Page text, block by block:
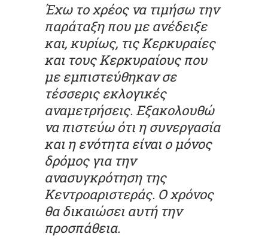
Έχω το χρέος να τιμήσω την
παράταξη που με ανέδειξε
και, κυρίως, τις Κερκυραίες
και τους Κερκυραίους που
με εμπιστεύθηκαν σε
τέσσερις εκλογικές
αναμετρήσεις. Εξακολουθώ
να πιστεύω ότι η συνεργασία
και η ενότητα είναι ο μόνος
δρόμος για την
ανασυγκρότηση της
Κεντροαριστεράς. Ο χρόνος
θα δικαιώσει αυτή την
προσπάθεια.